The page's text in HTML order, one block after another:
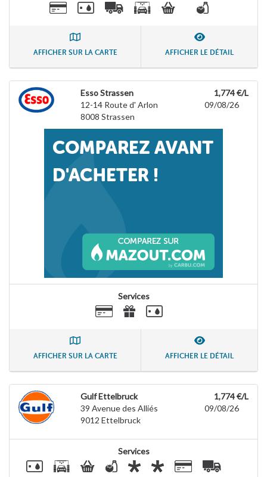
AFFICHER SUR LA CARTE AFFICHER LE DÉTAIL
Esso Strassen
12-14 Route d' Arlon
8008 Strassen
1,774 €/L
09/08/26
Services
AFFICHER SUR LA CARTE AFFICHER LE DÉTAIL
Gulf Ettelbruck
39 Avenue des Alliés
9012 Ettelbruck
1,774 €/L
09/08/26
Services